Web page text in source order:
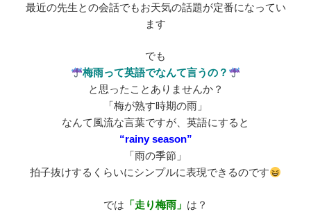
最近の先生との会話でもお天気の話題が定番になってい
ます
でも
梅雨って英語でなんて言うの？
と思ったことありませんか？
「梅が熟す時期の雨」
なんて風流な言葉ですが、英語にすると
“rainy season”
「雨の季節」
拍子抜けするくらいにシンプルに表現できるのです
では 「走り梅雨」 は？